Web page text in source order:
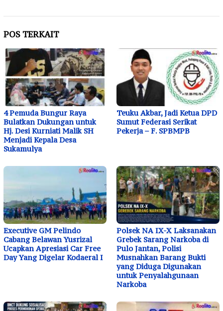
POS TERKAIT
4 Pemuda Bungur Raya
Bulatkan Dukungan untuk
Hj. Desi Kurniati Malik SH
Menjadi Kepala Desa
Sukamulya
Teuku Akbar, Jadi Ketua DPD
Sumut Federasi Serikat
Pekerja – F. SPBMPB
Executive GM Pelindo
Cabang Belawan Yusrizal
Ucapkan Apresiasi Car Free
Day Yang Digelar Kodaeral I
Polsek NA IX-X Laksanakan
Grebek Sarang Narkoba di
Pulo Jantan, Polisi
Musnahkan Barang Bukti
yang Diduga Digunakan
untuk Penyalahgunaan
Narkoba